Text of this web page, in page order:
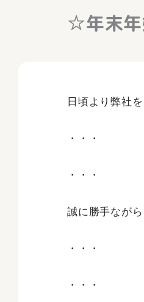
☆年末
日頃より弊社
・・・
・・・
誠に勝手なが
・・・
・・・